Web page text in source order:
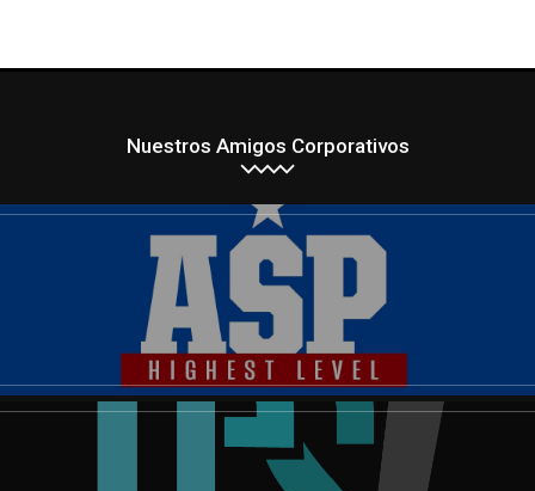
Nuestros Amigos Corporativos